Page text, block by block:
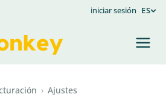
iniciar sesión ES
› Ajustes